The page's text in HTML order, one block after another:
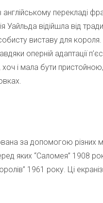
перекладі
Уайльда відійшла від
виставу для
оперній адаптації
хоч і мала бути
за допомогою різних
яких “Саломея” 1908
1961 року. Ці